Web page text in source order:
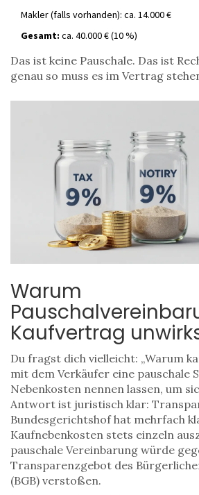
Makler (falls vorhanden): ca. 14.000 €
Gesamt: ca. 40.000 € (10 %)
Das ist keine Pauschale. Das ist
genau so muss es im Vertrag
Warum
Kaufvertrag
Du fragst dich vielleicht: „Warum
mit dem Verkäufer eine pauschale
Nebenkosten nennen lassen, um
Antwort ist juristisch klar:
Bundesgerichtshof hat mehrfach
Kaufnebenkosten stets einzeln
pauschale Vereinbarung würde
Transparenzgebot des
(BGB) verstoßen.